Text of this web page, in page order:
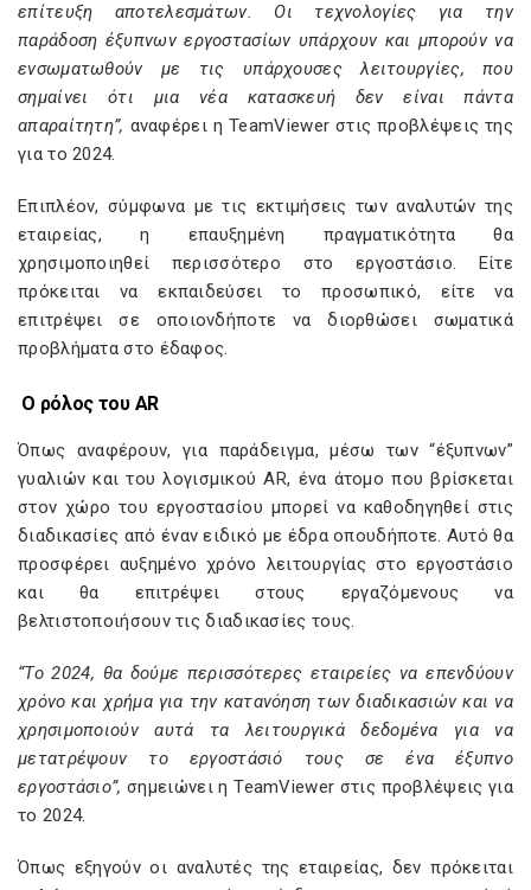
επίτευξη αποτελεσμάτων. Οι τεχνολογίες για την
παράδοση έξυπνων εργοστασίων υπάρχουν και μπορούν να
ενσωματωθούν με τις υπάρχουσες λειτουργίες, που
σημαίνει ότι μια νέα κατασκευή δεν είναι πάντα
απαραίτητη”, αναφέρει η TeamViewer στις προβλέψεις της
για το 2024.
Επιπλέον, σύμφωνα με τις εκτιμήσεις των αναλυτών της
εταιρείας, η επαυξημένη πραγματικότητα θα
χρησιμοποιηθεί περισσότερο στο εργοστάσιο. Είτε
πρόκειται να εκπαιδεύσει το προσωπικό, είτε να
επιτρέψει σε οποιονδήποτε να διορθώσει σωματικά
προβλήματα στο έδαφος.
Ο ρόλος του AR
Όπως αναφέρουν, για παράδειγμα, μέσω των “έξυπνων”
γυαλιών και του λογισμικού AR, ένα άτομο που βρίσκεται
στον χώρο του εργοστασίου μπορεί να καθοδηγηθεί στις
διαδικασίες από έναν ειδικό με έδρα οπουδήποτε. Αυτό θα
προσφέρει αυξημένο χρόνο λειτουργίας στο εργοστάσιο
και θα επιτρέψει στους εργαζόμενους να
βελτιστοποιήσουν τις διαδικασίες τους.
“Το 2024, θα δούμε περισσότερες εταιρείες να επενδύουν
χρόνο και χρήμα για την κατανόηση των διαδικασιών και να
χρησιμοποιούν αυτά τα λειτουργικά δεδομένα για να
μετατρέψουν το εργοστάσιό τους σε ένα έξυπνο
εργοστάσιο”, σημειώνει η TeamViewer στις προβλέψεις για
το 2024.
Όπως εξηγούν οι αναλυτές της εταιρείας, δεν πρόκειται